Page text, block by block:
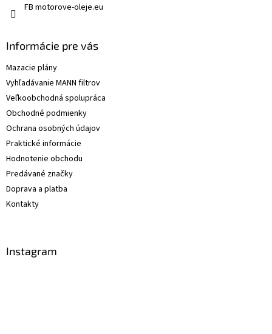
FB motorove-oleje.eu
Informácie pre vás
Mazacie plány
Vyhľadávanie MANN filtrov
Veľkoobchodná spolupráca
Obchodné podmienky
Ochrana osobných údajov
Praktické informácie
Hodnotenie obchodu
Predávané značky
Doprava a platba
Kontakty
Instagram